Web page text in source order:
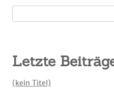
nach:
Letzte
(kein Titel)